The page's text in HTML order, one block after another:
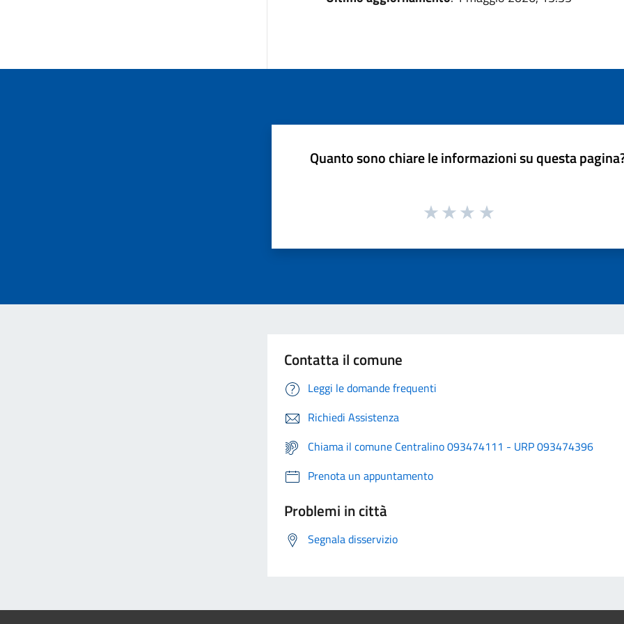
Quanto sono chiare le informazioni su questa
Contatta il comune
Leggi le domande frequenti
Richiedi Assistenza
Chiama il comune Centralino 093474111 - URP 093474396
Prenota un appuntamento
Problemi in città
Segnala disservizio